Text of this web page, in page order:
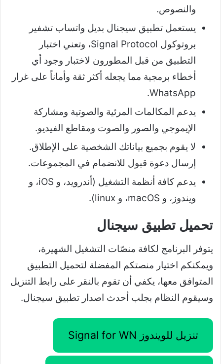
والنصوص.
يستعمل تطبيق سيجنال بديل واتساب تشفير
بروتوكول Signal Protocol، وتعني اختبار
التطبيق من قبل المطورون لاختبار وجود أي
أخطاء برمجية مما يجعله أكثر ثقة وأماناً على غرار
WhatsApp.
يدعم المكالمات المرئية والصوتية ومشاركة
الإيموجي والصور والصوت ومقاطع الفيديو.
لا يقوم بجميع بياناتك الشخصية على الإطلاق.
إرسال دعوة قبول للانضمام في المجموعات.
يدعم كافة أنظمة التشغيل (أندرويد، و iOS، و
ويندوز، و macOS، و linux).
تحميل تطبيق سيجنال
يتوفر البرنامج لكافة منصّات التشغيل الشهيرة،
ويمكنكم اختيار منصتكم المفضلة لتحميل التطبيق
المتوافق معها، يكفي أن تقوم بالنقر على رابط التنزيل
وسيقوم النظام بجلب أحدث اصدار تطبيق سيجنال.
تنزيل للويندوز Signal for WN